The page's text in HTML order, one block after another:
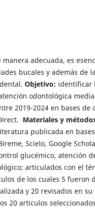
adecuada, es
bucales y además de
Objetivo: identificar
odontológica
2019-2024 en bases de
Materiales y
publicada en
Scielo, Google
glucémico, atención
articulados con el
de los cuales 5 fueron
y 20 revisados en
20 articulos